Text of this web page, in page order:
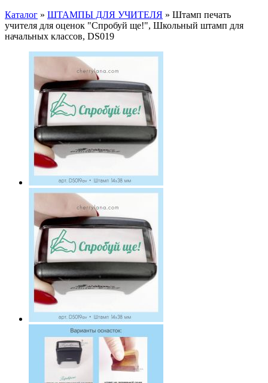
Каталог » ШТАМПЫ ДЛЯ УЧИТЕЛЯ » Штамп печать
учителя для оценок "Спробуй ще!", Школьный штамп для
начальных классов, DS019